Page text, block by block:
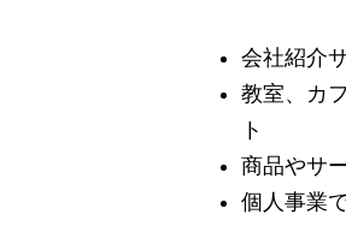
会社紹介
教室、カ
ト
商品やサ
個人事業